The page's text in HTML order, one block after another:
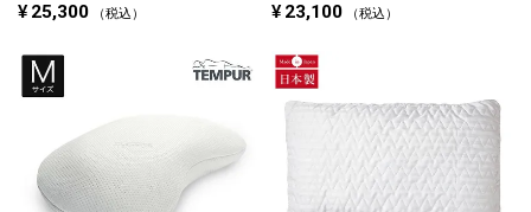
¥ 25,300 税込 ¥ 23,100 税込